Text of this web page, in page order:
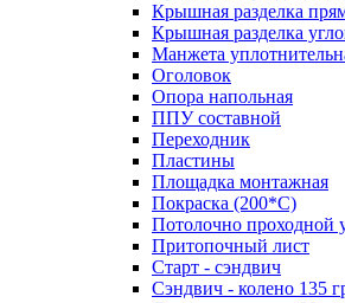
Крышная разделка
Крышная разделка
Манжета
Оголовок
Опора напольная
ППУ составной
Переходник
Пластины
Площадка монтажная
Покраска (200*С)
Потолочно проходной
Притопочный лист
Старт - сэндвич
Сэндвич - колено 135